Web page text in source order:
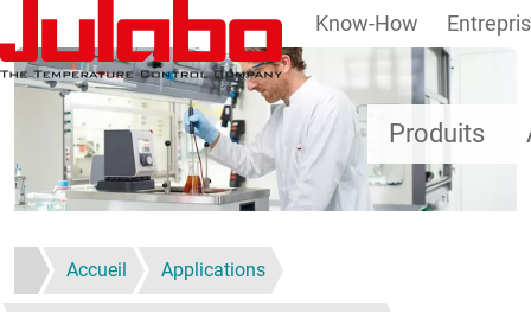
Aller au contenu principal
Produits
Know-How
Accueil Applications